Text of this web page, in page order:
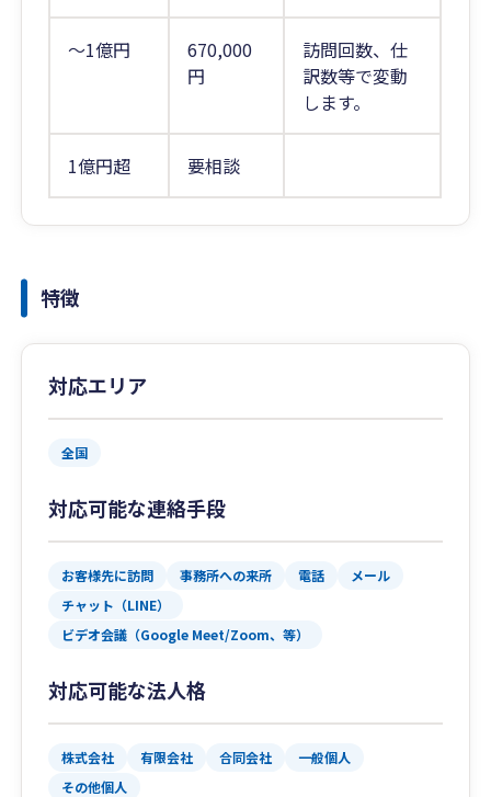
～1億円
670,000
円
訪問回数、仕
訳数等で変動
します。
1億円超 要相談
特徴
対応エリア
全国
対応可能な連絡手段
お客様先に訪問 事務所への来所 電話
メール
チャット（LINE）
ビデオ会議（Google Meet/Zoom、等）
対応可能な法人格
株式会社 有限会社 合同会社
一般個人
その他個人